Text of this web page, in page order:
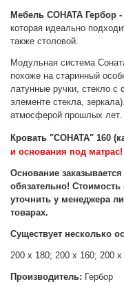
Мебель СОНАТА Гербор -
которая идеально
также столовой.
Модульная система
похоже на старинный
латунные ручки, стекло с
элементе стекла,
атмосферой прошлых лет.
Кровать "СОНАТА" 160
и основания под матрас!
Основание
обязательно!
уточнить у менеджера
товарах.
Существует несколько
200 х 180; 200 х 160; 200 х
Производитель: Гербор